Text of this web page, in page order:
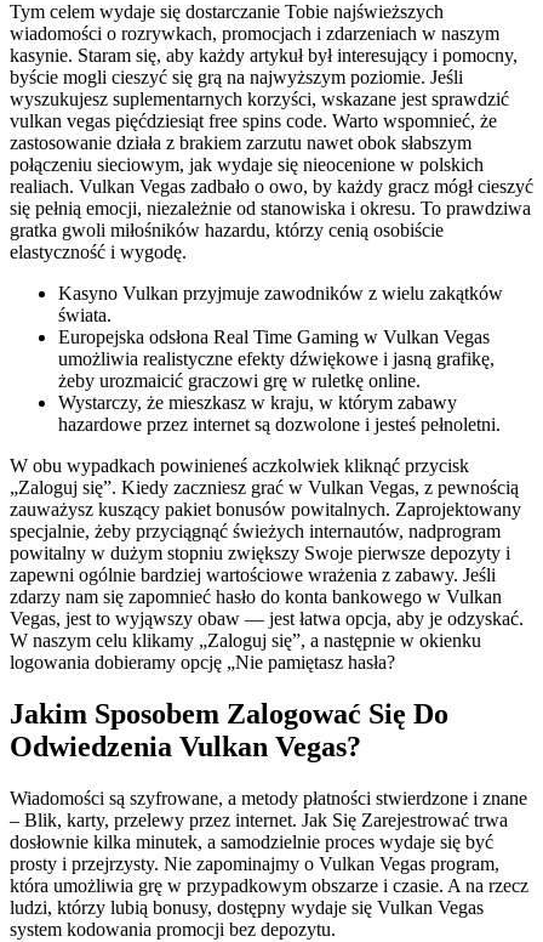
Tym celem wydaje się dostarczanie Tobie najświeższych
wiadomości o rozrywkach, promocjach i zdarzeniach w naszym
kasynie. Staram się, aby każdy artykuł był interesujący i pomocny,
byście mogli cieszyć się grą na najwyższym poziomie. Jeśli
wyszukujesz suplementarnych korzyści, wskazane jest sprawdzić
vulkan vegas pięćdziesiąt free spins code. Warto wspomnieć, że
zastosowanie działa z brakiem zarzutu nawet obok słabszym
połączeniu sieciowym, jak wydaje się nieocenione w polskich
realiach. Vulkan Vegas zadbało o owo, by każdy gracz mógł cieszyć
się pełnią emocji, niezależnie od stanowiska i okresu. To prawdziwa
gratka gwoli miłośników hazardu, którzy cenią osobiście
elastyczność i wygodę.
Kasyno Vulkan przyjmuje zawodników z wielu zakątków
świata.
Europejska odsłona Real Time Gaming w Vulkan Vegas
umożliwia realistyczne efekty dźwiękowe i jasną grafikę,
żeby urozmaicić graczowi grę w ruletkę online.
Wystarczy, że mieszkasz w kraju, w którym zabawy
hazardowe przez internet są dozwolone i jesteś pełnoletni.
W obu wypadkach powinieneś aczkolwiek kliknąć przycisk
„Zaloguj się”. Kiedy zaczniesz grać w Vulkan Vegas, z pewnością
zauważysz kuszący pakiet bonusów powitalnych. Zaprojektowany
specjalnie, żeby przyciągnąć świeżych internautów, nadprogram
powitalny w dużym stopniu zwiększy Swoje pierwsze depozyty i
zapewni ogólnie bardziej wartościowe wrażenia z zabawy. Jeśli
zdarzy nam się zapomnieć hasło do konta bankowego w Vulkan
Vegas, jest to wyjąwszy obaw — jest łatwa opcja, aby je odzyskać.
W naszym celu klikamy „Zaloguj się”, a następnie w okienku
logowania dobieramy opcję „Nie pamiętasz hasła?
Jakim Sposobem Zalogować Się Do
Odwiedzenia Vulkan Vegas?
Wiadomości są szyfrowane, a metody płatności stwierdzone i znane
– Blik, karty, przelewy przez internet. Jak Się Zarejestrować trwa
dosłownie kilka minutek, a samodzielnie proces wydaje się być
prosty i przejrzysty. Nie zapominajmy o Vulkan Vegas program,
która umożliwia grę w przypadkowym obszarze i czasie. A na rzecz
ludzi, którzy lubią bonusy, dostępny wydaje się Vulkan Vegas
system kodowania promocji bez depozytu.